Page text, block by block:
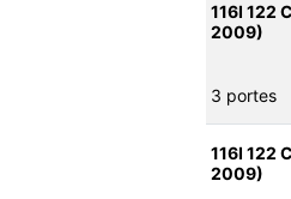
116I 122
2009)
3 portes
116I 122
2009)